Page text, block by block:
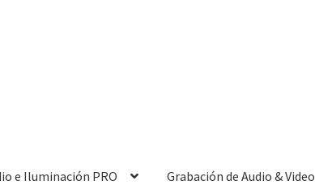
e Iluminación PRO Grabación de Audio & Video